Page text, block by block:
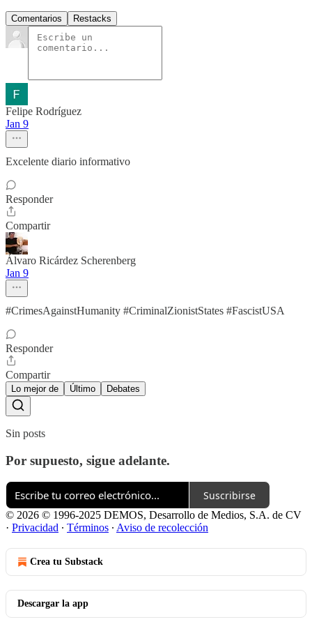
Comentarios Restacks
Felipe Rodríguez
Jan 9
Excelente diario informativo
Responder
Compartir
Álvaro Ricárdez Scherenberg
Jan 9
#CrimesAgainstHumanity #CriminalZionistStates #FascistUSA
Responder
Compartir
Lo mejor de Último Debates
Sin posts
Por supuesto, sigue adelante.
Suscribirse
© 2026 © 1996-2025 DEMOS, Desarrollo de Medios, S.A. de CV
· Privacidad ∙ Términos ∙ Aviso de recolección
Crea tu Substack
Descargar la app